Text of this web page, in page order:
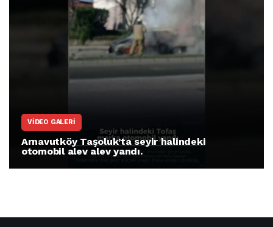
VIDEO GALERI
Arnavutköy Taşoluk’ta seyir halindeki
otomobil alev alev yandı.